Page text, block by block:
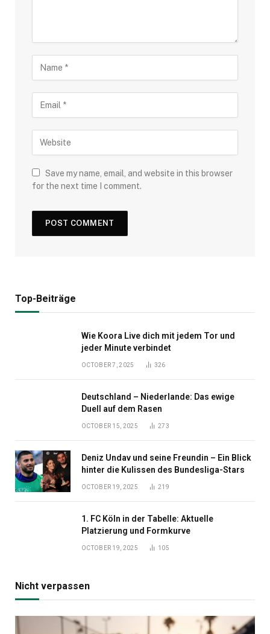
Save my name, email, and website in this browser
for the next time I comment.
Top-Beiträge
Wie Koora Live dich mit jedem Tor und
jeder Minute verbindet
OCTOBER 7, 2025 326
Deutschland – Niederlande: Das ewige
Duell auf dem Rasen
OCTOBER 15, 2025 273
Deniz Undav und seine Freundin – Ein Blick
hinter die Kulissen des Bundesliga-Stars
OCTOBER 19, 2025 219
1. FC Köln in der Tabelle: Aktuelle
Platzierung und Formkurve
OCTOBER 19, 2025 105
Nicht verpassen